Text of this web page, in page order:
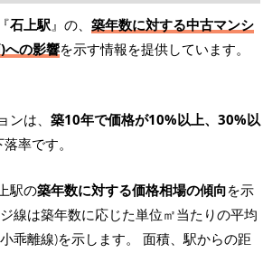
石上駅』の、 築年数に対する中古マンシ
への影響を示す情報を提供しています。
は、 築10年で価格が10%以上、30%以
率です。
駅の築年数に対する価格相場の傾向を示
線は築年数に応じた単位㎡当たりの平均
乖離線)を示します。 面積、駅からの距